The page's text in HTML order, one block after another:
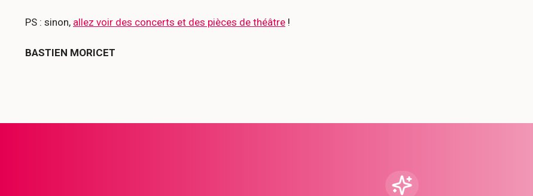
PS : sinon, allez voir des concerts et des pièces de théâtre !
BASTIEN MORICET